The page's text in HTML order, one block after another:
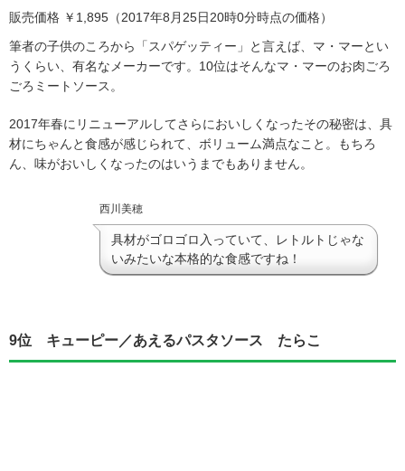
販売価格 ￥1,895（2017年8月25日20時0分時点の価格）
筆者の子供のころから「スパゲッティー」と言えば、マ・マーとい
うくらい、有名なメーカーです。10位はそんなマ・マーのお肉ごろ
ごろミートソース。
2017年春にリニューアルしてさらにおいしくなったその秘密は、具
材にちゃんと食感が感じられて、ボリューム満点なこと。もちろ
ん、味がおいしくなったのはいうまでもありません。
西川美穂
具材がゴロゴロ入っていて、レトルトじゃな
いみたいな本格的な食感ですね！
9位 キューピー／あえるパスタソース たらこ